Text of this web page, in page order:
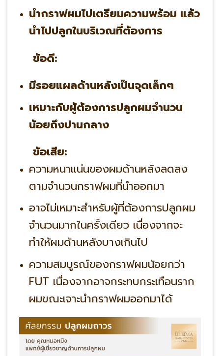
นำกราฟผมไปเตรียมความพร้อม แล้ว
นำไปปลูกในบริเวณที่ต้องการ
ข้อดี:
มีรอยแผลด้านหลังเป็นจุดเล็กๆ
เหมาะกับผู้ต้องการปลูกผมจำนวน
น้อยถึงปานกลาง
ข้อเสีย:
ความหนาแน่นของผมด้านหลังลดลง
ตามจำนวนกราฟผมที่นำออกมา
อาจไม่เหมาะสำหรับผู้ที่ต้องการปลูกผม
จำนวนมากในครั้งเดียว เนื่องจากจะ
ทำให้ผมด้านหลังบางเกินไป
ความสมบูรณ์ของกราฟผมน้อยกว่า
FUT เนื่องจากอาจกระทบกระเทือนราก
ผมขณะเจาะนำกราฟผมออกมาได้